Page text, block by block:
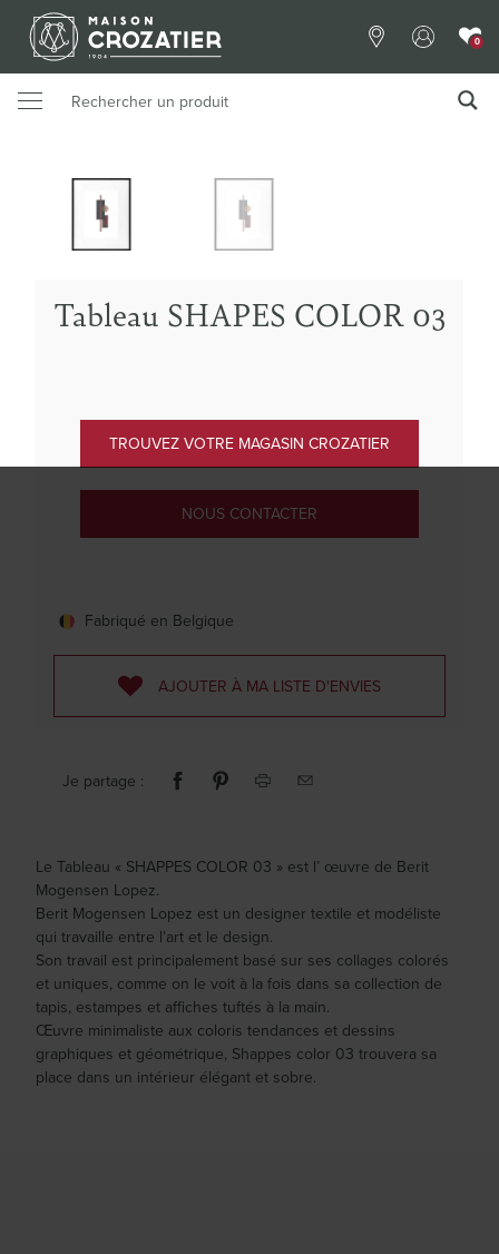
0
Tableau SHAPES COLOR 03
TROUVEZ VOTRE MAGASIN CROZATIER
NOUS CONTACTER
Fabriqué en Belgique
AJOUTER À MA LISTE D'ENVIES
Je partage :
Le Tableau « SHAPPES COLOR 03 » est l’ œuvre de Berit
Mogensen Lopez.
Berit Mogensen Lopez est un designer textile et modéliste
qui travaille entre l’art et le design.
Son travail est principalement basé sur ses collages colorés
et uniques, comme on le voit à la fois dans sa collection de
tapis, estampes et affiches tuftés à la main.
Œuvre minimaliste aux coloris tendances et dessins
graphiques et géométrique, Shappes color 03 trouvera sa
place dans un intérieur élégant et sobre.